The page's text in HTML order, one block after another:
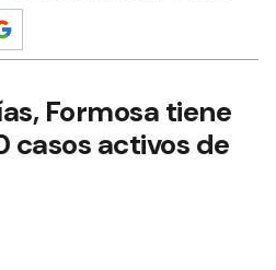
Formosa tiene
casos activos de